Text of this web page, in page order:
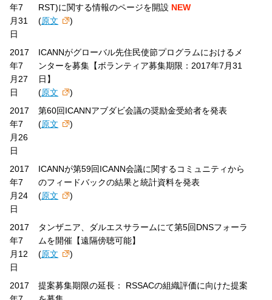
年7
月31
日
RST)に関する情報のページを開設 NEW
(原文 )
2017
年7
月27
日
ICANNがグローバル先住民使節プログラムにおけるメ
ンターを募集【ボランティア募集期限：2017年7月31
日】
(原文
)
2017
年7
月26
日
第60回ICANNアブダビ会議の奨励金受給者を発表
(原文 )
2017
年7
月24
日
ICANNが第59回ICANN会議に関するコミュニティから
のフィードバックの結果と統計資料を発表
(原文 )
2017
年7
月12
日
タンザニア、ダルエスサラームにて第5回DNSフォーラ
ムを開催【遠隔傍聴可能】
(原文 )
2017
提案募集期限の延長： RSSACの組織評価に向けた提案